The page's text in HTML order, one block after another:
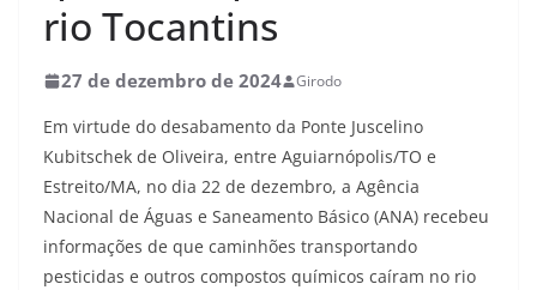
rio Tocantins
27 de dezembro de 2024 Girodo
Em virtude do desabamento da Ponte Juscelino
Kubitschek de Oliveira, entre Aguiarnópolis/TO e
Estreito/MA, no dia 22 de dezembro, a Agência
Nacional de Águas e Saneamento Básico (ANA) recebeu
informações de que caminhões transportando
pesticidas e outros compostos químicos caíram no rio